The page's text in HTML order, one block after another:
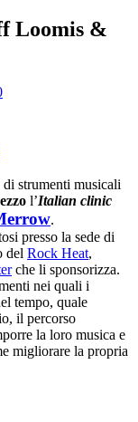
Loomis &
strumenti musicali
l’Italian clinic
.
presso la sede di
del Rock Heat,
che li sponsorizza.
nei quali i
tempo, quale
il percorso
la loro musica e
migliorare la propria